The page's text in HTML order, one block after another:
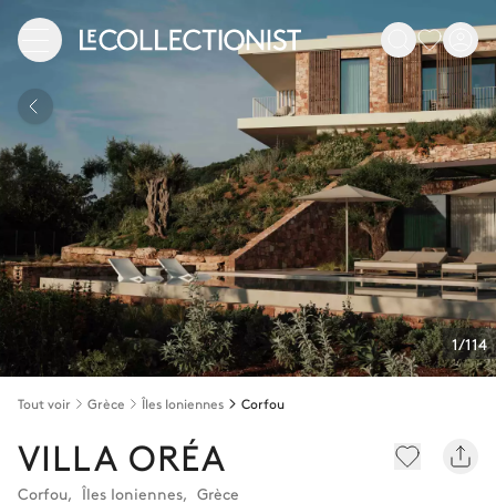
1/114
Tout voir Grèce Îles Ioniennes Corfou
VILLA ORÉA
Corfou, Îles Ioniennes, Grèce